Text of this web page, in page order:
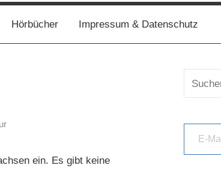
Hörbücher Impressum & Datenschutz
ein. Es gibt keine
Suchen
nach:
E-Mail-Adresse